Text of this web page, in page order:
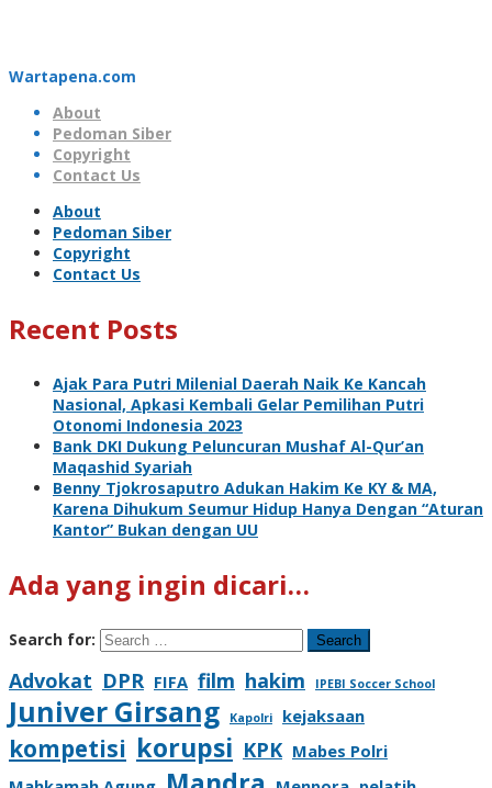
Wartapena.com
About
Pedoman Siber
Copyright
Contact Us
About
Pedoman Siber
Copyright
Contact Us
Recent Posts
Ajak Para Putri Milenial Daerah Naik Ke Kancah
Nasional, Apkasi Kembali Gelar Pemilihan Putri
Otonomi Indonesia 2023
Bank DKI Dukung Peluncuran Mushaf Al-Qur’an
Maqashid Syariah
Benny Tjokrosaputro Adukan Hakim Ke KY & MA,
Karena Dihukum Seumur Hidup Hanya Dengan “Aturan
Kantor” Bukan dengan UU
Ada yang ingin dicari…
Search for:
Advokat DPR FIFA film hakim IPEBI Soccer School
Juniver Girsang Kapolri kejaksaan
kompetisi korupsi KPK Mabes Polri